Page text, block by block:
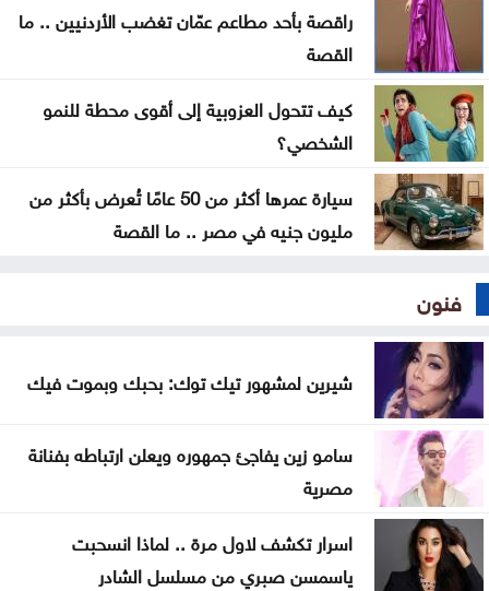
راقصة بأحد مطاعم عمّان تغضب الأردنيين .. ما
القصة
كيف تتحول العزوبية إلى أقوى محطة للنمو
الشخصي؟
سيارة عمرها أكثر من 50 عامًا تُعرض بأكثر من
مليون جنيه في مصر .. ما القصة
فنون
شيرين لمشهور تيك توك: بحبك وبموت فيك
سامو زين يفاجئ جمهوره ويعلن ارتباطه بفنانة
مصرية
اسرار تكشف لاول مرة .. لماذا انسحبت
ياسمسن صبري من مسلسل الشادر